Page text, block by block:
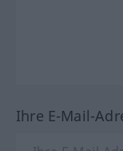
Ihre E-Mail-